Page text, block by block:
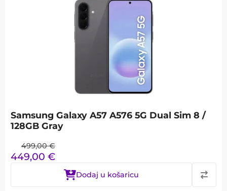
Samsung Galaxy A57 A576 5G Dual Sim 8 /
128GB Gray
499,00 €
449,00 €
Dodaj u košaricu